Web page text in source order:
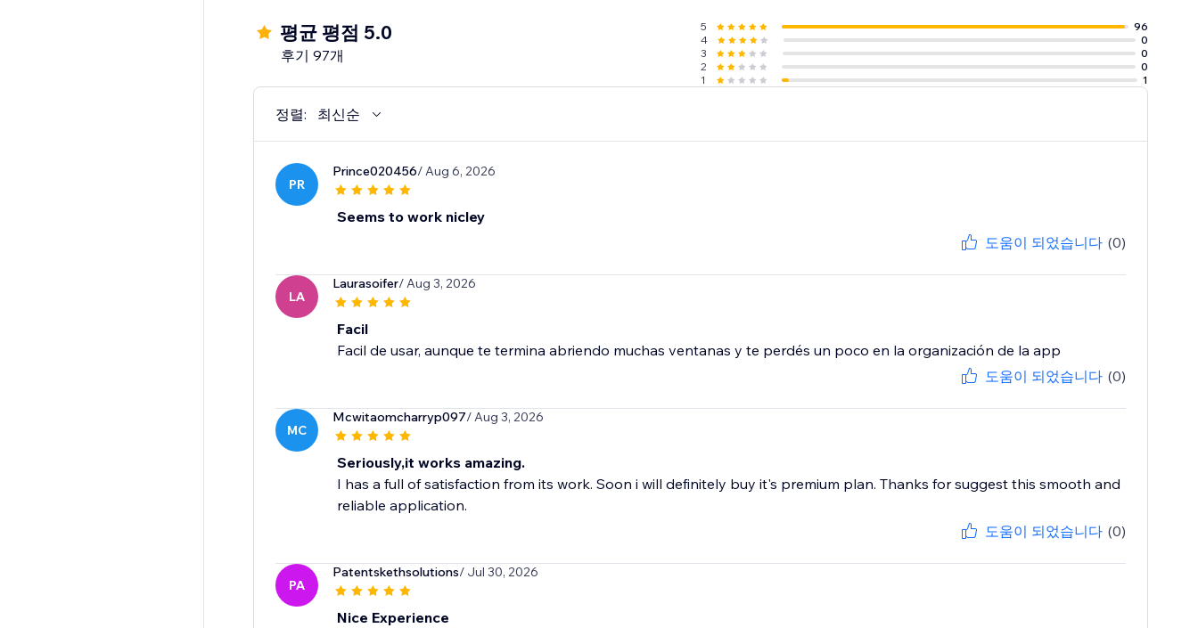
평균 평점 5.0
후기 97개
5
96
4
0
3
0
2
0
1
1
정렬: 최신순
PR
Prince020456/ Aug 6, 2026
Seems to work nicley
도움이 되었습니다 (0)
LA
Laurasoifer/ Aug 3, 2026
Facil
Facil de usar, aunque te termina abriendo muchas ventanas y te perdés un poco en la organización de la app
도움이 되었습니다 (0)
MC
Mcwitaomcharryp097/ Aug 3, 2026
Seriously,it works amazing.
I has a full of satisfaction from its work. Soon i will definitely buy it's premium plan. Thanks for suggest this smooth and
reliable application.
도움이 되었습니다 (0)
PA
Patentskethsolutions/ Jul 30, 2026
Nice Experience